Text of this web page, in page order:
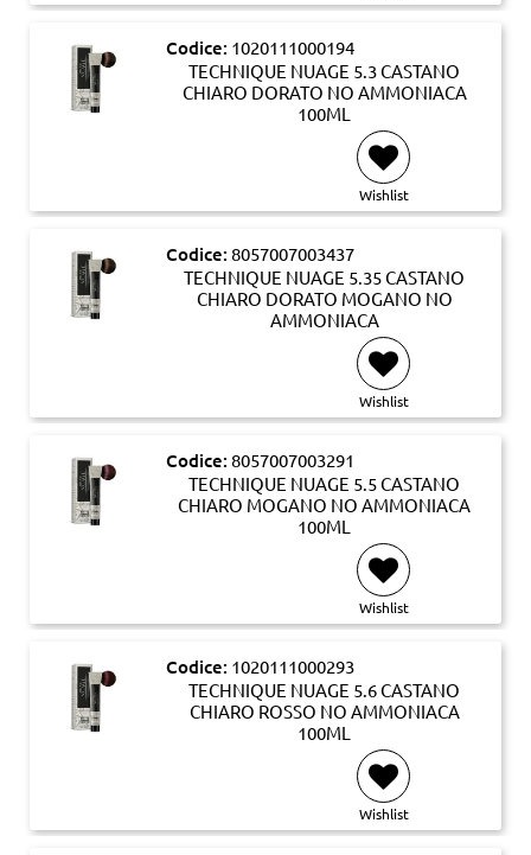
Codice: 1020111000194
TECHNIQUE NUAGE 5.3 CASTANO
CHIARO DORATO NO AMMONIACA
100ML
Wishlist
Codice: 8057007003437
TECHNIQUE NUAGE 5.35 CASTANO
CHIARO DORATO MOGANO NO
AMMONIACA
Wishlist
Codice: 8057007003291
TECHNIQUE NUAGE 5.5 CASTANO
CHIARO MOGANO NO AMMONIACA
100ML
Wishlist
Codice: 1020111000293
TECHNIQUE NUAGE 5.6 CASTANO
CHIARO ROSSO NO AMMONIACA
100ML
Wishlist